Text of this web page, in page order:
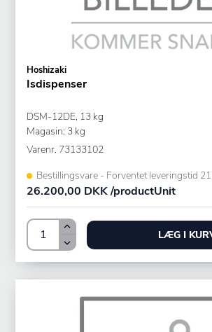
Hoshizaki
Isdispenser
DSM-12DE, 13 kg
Magasin: 3 kg
Varenr. 73133102
Bestillingsvare - Forventet leveringstid
26.200,00 DKK /productUnit
LÆG I